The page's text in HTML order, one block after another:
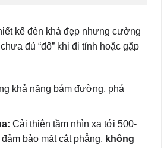
kế đèn khá đẹp nhưng cường
đủ “đô” khi đi tỉnh hoặc gặp
khả năng bám đường, phá
Cải thiện tầm nhìn xa tới 500-
bảo mặt cắt phẳng, không